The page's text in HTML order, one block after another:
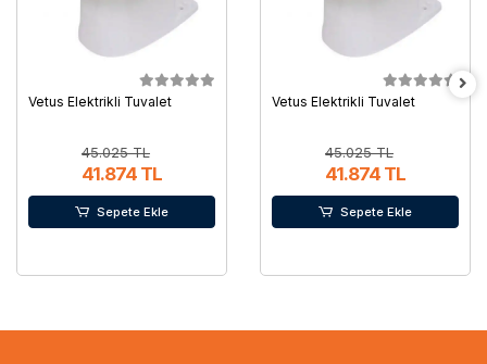
Vetus Elektrikli Tuvalet
45.025 TL
41.874 TL
Sepete Ekle
Vetus Elektrikli Tuvalet
45.025 TL
41.874 TL
Sepete Ekle